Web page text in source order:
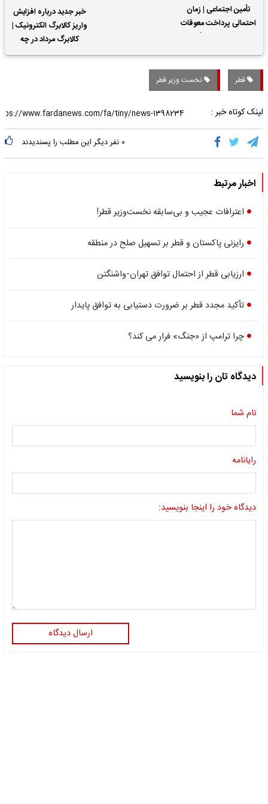
تأمین اجتماعی | زمان
احتمالی پرداخت معوقات
خبر جدید درباره افزایش
واریز کالابرگ الکترونیک |
کالابرگ مرداد در چه
تاریخی واریز خواهد شد؟
قطر نخست وزیر قطر
لینک کوتاه خبر :
۰ نفر دیگر این مطلب را پسندیدند
اخبار مرتبط
اعترافات عجیب و بی‌سابقه نخست‌وزیر قطر!
رایزنی پاکستان و قطر بر تسهیل صلح در منطقه
ارزیابی قطر از احتمال توافق تهران-واشنگتن
تأکید مجدد قطر بر ضرورت دستیابی به توافق پایدار
چرا ترامپ از «جنگ» فرار می کند؟
دیدگاه تان را بنویسید
نام شما
رایانامه
دیدگاه خود را اینجا بنویسید:
ارسال دیدگاه